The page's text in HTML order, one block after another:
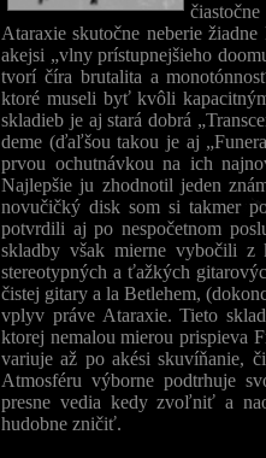
Ataraxie skutočne neberie
akejsi „vlny prístupnejšieho
tvorí číra brutalita a
ktoré museli byť kvôli
skladieb je aj stará dobrá
deme (ďaľšou takou je aj
prvou ochutnávkou na ich
Najlepšie ju zhodnotil jeden
novučičký disk som si takmer
potvrdili aj po nespočetnom
skladby však mierne vybočili z
stereotypných a ťažkých
čistej gitary a la Betlehem,
vplyv práve Ataraxie. Tieto
ktorej nemalou mierou prispieva
variuje až po akési skuvíňanie,
Atmosféru výborne podtrhuje
presne vedia kedy zvoľniť a
hudobne zničiť.